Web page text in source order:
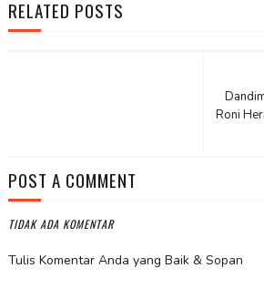
RELATED POSTS
Roni
POST A COMMENT
TIDAK ADA KOMENTAR
Tulis Komentar Anda yang Baik & Sopan